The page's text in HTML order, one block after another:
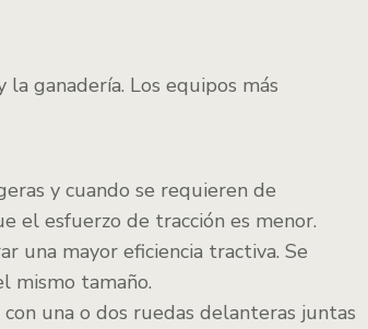
ganadería. Los equipos más
y cuando se requieren de
el esfuerzo de tracción es menor.
una mayor eficiencia tractiva. Se
mismo tamaño.
una o dos ruedas delanteras juntas